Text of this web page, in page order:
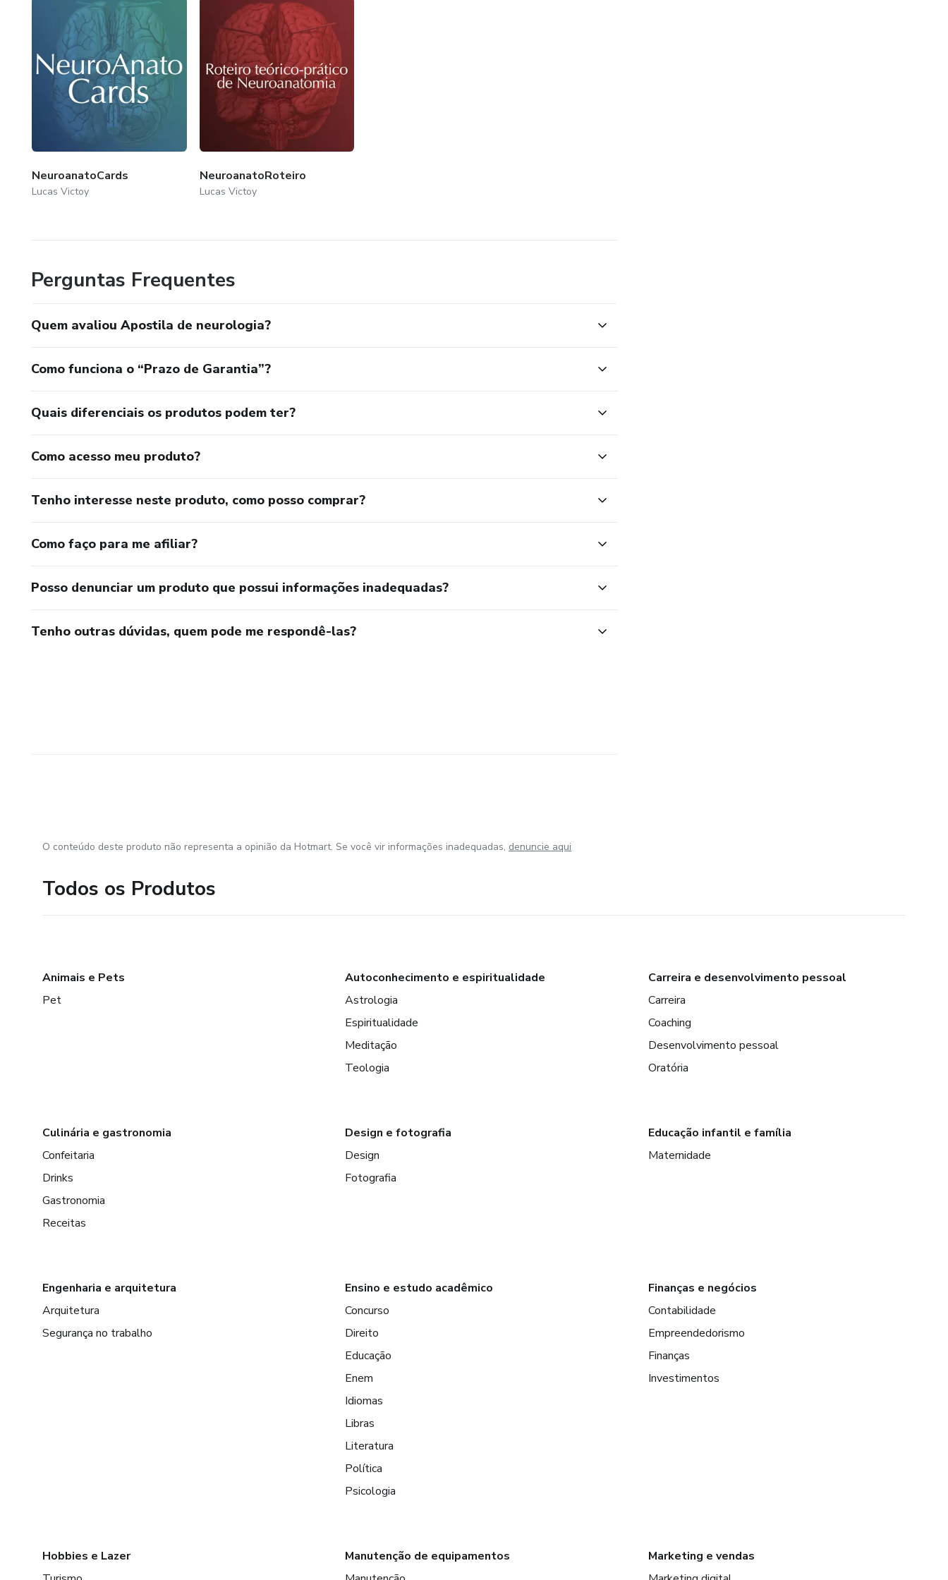
NeuroanatoCards
Lucas Victoy
NeuroanatoRoteiro
Lucas Victoy
Perguntas Frequentes
Quem avaliou Apostila de neurologia?
Como funciona o “Prazo de Garantia”?
Quais diferenciais os produtos podem ter?
Como acesso meu produto?
Tenho interesse neste produto, como posso comprar?
Como faço para me afiliar?
Posso denunciar um produto que possui informações inadequadas?
Tenho outras dúvidas, quem pode me respondê-las?
O conteúdo deste produto não representa a opinião da Hotmart. Se você vir informações inadequadas, denuncie aqui
Todos os Produtos
Animais e Pets
Pet
Autoconhecimento e espiritualidade
Astrologia
Espiritualidade
Meditação
Teologia
Carreira e desenvolvimento pessoal
Carreira
Coaching
Desenvolvimento pessoal
Oratória
Culinária e gastronomia
Confeitaria
Drinks
Gastronomia
Receitas
Design e fotografia
Design
Fotografia
Educação infantil e família
Maternidade
Engenharia e arquitetura
Arquitetura
Segurança no trabalho
Ensino e estudo acadêmico
Concurso
Direito
Educação
Enem
Idiomas
Libras
Literatura
Política
Psicologia
Finanças e negócios
Contabilidade
Empreendedorismo
Finanças
Investimentos
Hobbies e Lazer
Manutenção de equipamentos
Marketing e vendas